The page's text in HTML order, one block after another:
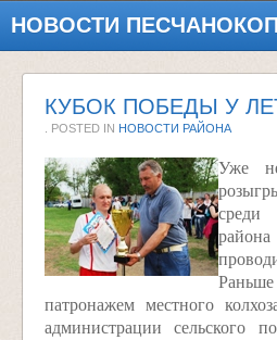
НОВОСТИ
КУБОК ПОБЕДЫ У
. POSTED IN НОВОСТИ РАЙОНА
Уже
среди
патронажем местного
администрации сельского